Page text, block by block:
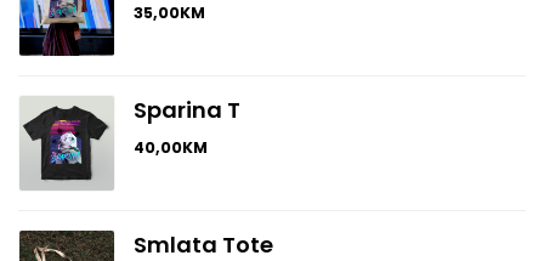
Posteri
Stikeri
Uncategorized
35,00KM
Sparina T
40,00KM
Smlata Tote